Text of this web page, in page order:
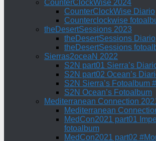
CounterClockWise 2024
CounterClockWise Diario
Counterclockwise
theDesertSessions 2023
theDesertSessions Diario
theDesertSessions
Sierras2oceaN 2022
S2N part01 Sierra’s
S2N part02 Ocean’s
S2N Sierra’s Fotoalbum
S2N Ocean’s Fotoalbum
Mediterranean Connection
Mediterranean
MedCon2021 part01
fotoalbum
MedCon2021 part02